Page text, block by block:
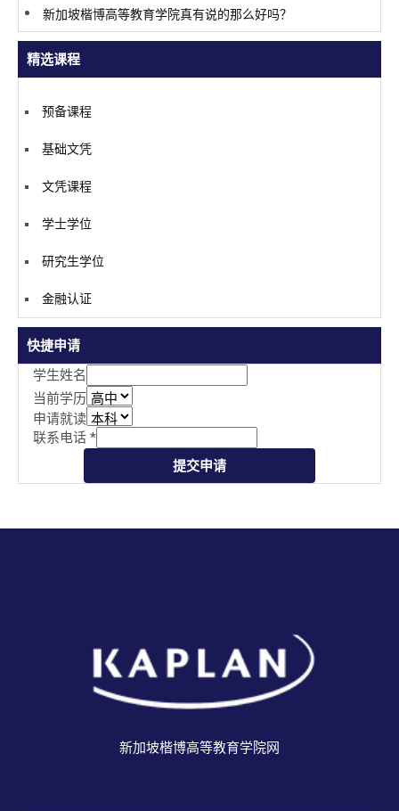
新加坡楷博高等教育学院真有说的那么好吗？
精选课程
预备课程
基础文凭
文凭课程
学士学位
研究生学位
金融认证
快捷申请
学生姓名
当前学历
申请就读
联系电话 *
提交申请
新加坡楷博高等教育学院网